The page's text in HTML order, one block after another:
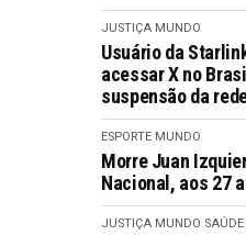
JUSTIÇA MUNDO
Usuário da
acessar X no
suspensão da
ESPORTE MUNDO
Morre Juan
Nacional, aos 27
JUSTIÇA MUNDO SAÚDE